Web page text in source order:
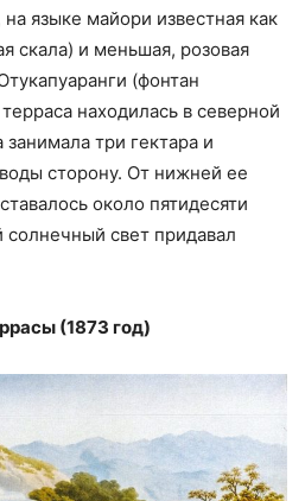
языке майори известная как
скала) и меньшая, розовая
(фонтан
находилась в северной
три гектара и
сторону. От нижней ее
около пятидесяти
свет придавал
(1873 год)